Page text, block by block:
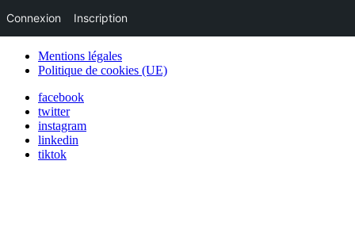
Mentions légales
Politique de cookies (UE)
facebook
twitter
instagram
linkedin
tiktok
Connexion Inscription